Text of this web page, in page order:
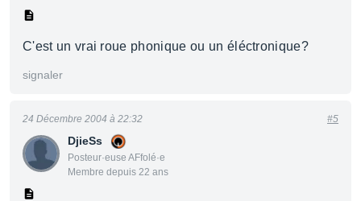
C'est un vrai roue phonique ou un éléctronique?
signaler
DjieSs
Posteur·euse AFfolé·e
Membre depuis 22 ans
24 Décembre 2004 à 22:32 #5